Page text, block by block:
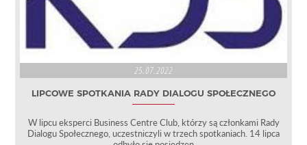
25.07.2022
LIPCOWE SPOTKANIA RADY DIALOGU SPOŁECZNEGO
W lipcu eksperci Business Centre Club, którzy są członkami Rady
Dialogu Społecznego, uczestniczyli w trzech spotkaniach. 14 lipca